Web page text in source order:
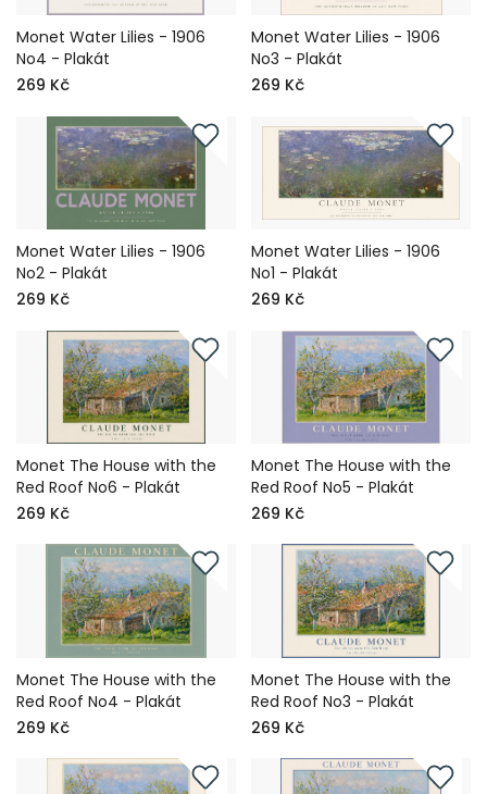
Monet Water Lilies - 1906
No4 - Plakát
269 Kč
Monet Water Lilies - 1906
No3 - Plakát
269 Kč
Monet Water Lilies - 1906
No2 - Plakát
269 Kč
Monet Water Lilies - 1906
No1 - Plakát
269 Kč
Monet The House with the
Red Roof No6 - Plakát
269 Kč
Monet The House with the
Red Roof No5 - Plakát
269 Kč
Monet The House with the
Red Roof No4 - Plakát
269 Kč
Monet The House with the
Red Roof No3 - Plakát
269 Kč